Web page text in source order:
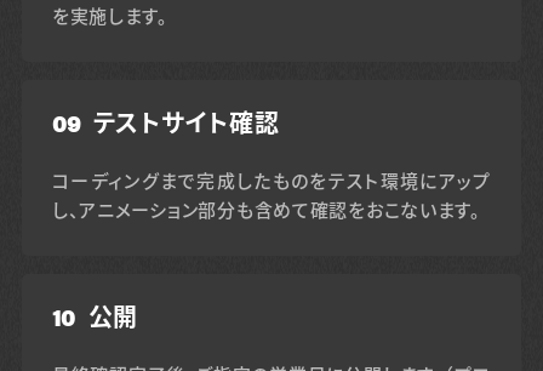
を実施します。
09 テストサイト確認
コーディングまで完成したものをテスト環境にアップ
し、アニメーション部分も含めて確認をおこないます。
10 公開